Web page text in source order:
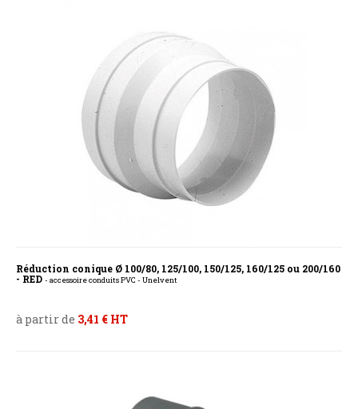
Réduction conique Ø 100/80, 125/100, 150/125, 160/125 ou 200/160
- RED - accessoire conduits PVC - Unelvent
à partir de 3,41 € HT